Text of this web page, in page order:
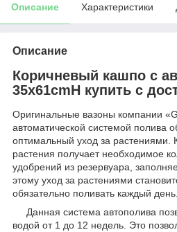
Описание Характеристики
Описание
Коричневый кашпо с
35х61cmH купить с
Оригинальные вазоны компании
автоматической системой полива
оптимальный уход за растениями.
растения получает необходимое
удобрений из резервуара,
этому уход за растениями
обязательно поливать каждый день.
Данная система автополива
водой от 1 до 12 недель. Это